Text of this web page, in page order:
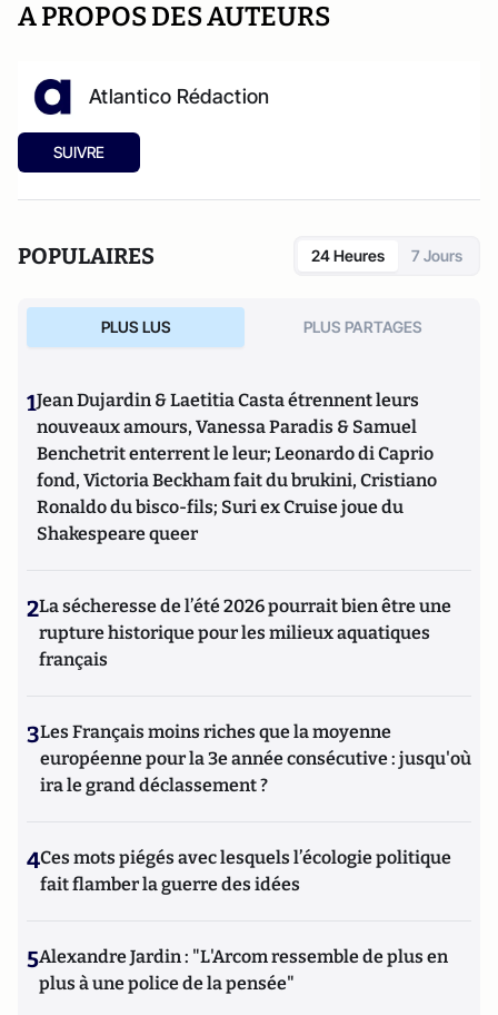
A PROPOS DES AUTEURS
Atlantico Rédaction
SUIVRE
POPULAIRES 24 Heures 7 Jours
PLUS LUS PLUS PARTAGES
1Jean Dujardin & Laetitia Casta étrennent leurs
nouveaux amours, Vanessa Paradis & Samuel
Benchetrit enterrent le leur; Leonardo di Caprio
fond, Victoria Beckham fait du brukini, Cristiano
Ronaldo du bisco-fils; Suri ex Cruise joue du
Shakespeare queer
2La sécheresse de l’été 2026 pourrait bien être une
rupture historique pour les milieux aquatiques
français
3Les Français moins riches que la moyenne
européenne pour la 3e année consécutive : jusqu'où
ira le grand déclassement ?
4Ces mots piégés avec lesquels l’écologie politique
fait flamber la guerre des idées
5Alexandre Jardin : "L'Arcom ressemble de plus en
plus à une police de la pensée"